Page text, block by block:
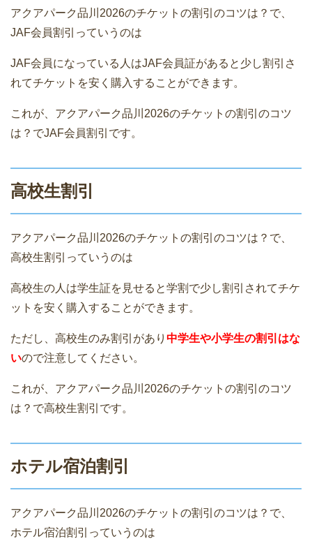
アクアパーク品川2026のチケットの割引のコツは？で、
JAF会員割引っていうのは
JAF会員になっている人はJAF会員証があると少し割引さ
れてチケットを安く購入することができます。
これが、アクアパーク品川2026のチケットの割引のコツ
は？でJAF会員割引です。
高校生割引
アクアパーク品川2026のチケットの割引のコツは？で、
高校生割引っていうのは
高校生の人は学生証を見せると学割で少し割引されてチケ
ットを安く購入することができます。
ただし、高校生のみ割引があり 中学生や小学生の割引はな
いので注意してください。
これが、アクアパーク品川2026のチケットの割引のコツ
は？で高校生割引です。
ホテル宿泊割引
アクアパーク品川2026のチケットの割引のコツは？で、
ホテル宿泊割引っていうのは